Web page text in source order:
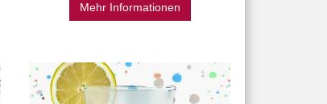
Mehr Informationen